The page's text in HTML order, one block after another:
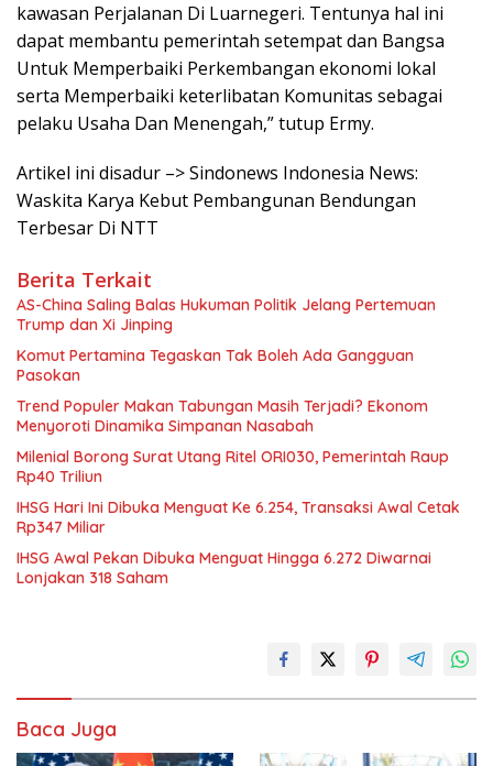
kawasan Perjalanan Di Luarnegeri. Tentunya hal ini
dapat membantu pemerintah setempat dan Bangsa
Untuk Memperbaiki Perkembangan ekonomi lokal
serta Memperbaiki keterlibatan Komunitas sebagai
pelaku Usaha Dan Menengah,” tutup Ermy.
Artikel ini disadur –> Sindonews Indonesia News:
Waskita Karya Kebut Pembangunan Bendungan
Terbesar Di NTT
Berita Terkait
AS-China Saling Balas Hukuman Politik Jelang Pertemuan
Trump dan Xi Jinping
Komut Pertamina Tegaskan Tak Boleh Ada Gangguan
Pasokan
Trend Populer Makan Tabungan Masih Terjadi? Ekonom
Menyoroti Dinamika Simpanan Nasabah
Milenial Borong Surat Utang Ritel ORI030, Pemerintah Raup
Rp40 Triliun
IHSG Hari Ini Dibuka Menguat Ke 6.254, Transaksi Awal Cetak
Rp347 Miliar
IHSG Awal Pekan Dibuka Menguat Hingga 6.272 Diwarnai
Lonjakan 318 Saham
Baca Juga